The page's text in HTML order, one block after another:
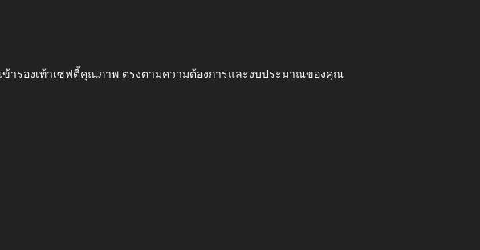
ารองเท้าเซฟตี้คุณภาพ ตรงตามความต้องการและงบประมาณของคุณ